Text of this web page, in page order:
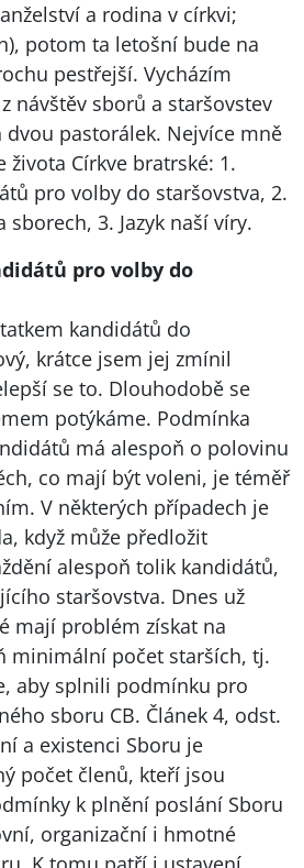
a rodina v církvi;
potom ta letošní bude na
pestřejší. Vycházím
návštěv sborů a staršovstev
dvou pastorálek. Nejvíce mně
Církve bratrské: 1.
pro volby do staršovstva, 2.
sborech, 3. Jazyk naší víry.
pro volby do
kandidátů do
krátce jsem jej zmínil
se to. Dlouhodobě se
potýkáme. Podmínka
má alespoň o polovinu
co mají být voleni, je téměř
V některých případech je
když může předložit
alespoň tolik kandidátů,
staršovstva. Dnes už
mají problém získat na
minimální počet starších, tj.
aby splnili podmínku pro
sboru CB. Článek 4, odst.
a existenci Sboru je
počet členů, kteří jsou
k plnění poslání Sboru
organizační i hmotné